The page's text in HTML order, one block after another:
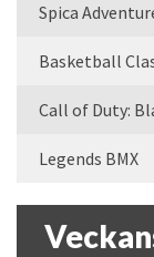
Spica
Basketball
Call of Duty:
Legends BMX